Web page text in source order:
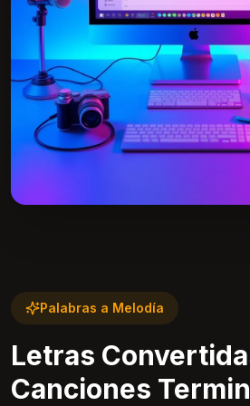
Palabras a Melodía
Letras
Canciones